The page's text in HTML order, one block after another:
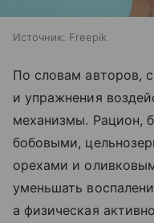
Источник: Freepik
По словам авторов,
и упражнения
механизмы. Рацион,
бобовыми,
орехами и
уменьшать
а физическая